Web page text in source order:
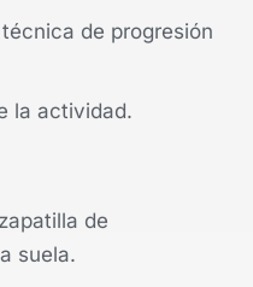
de progresión
la actividad.
de
suela.